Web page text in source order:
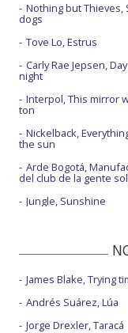
Nothing but Thieves,
dogs
Tove Lo, Estrus
Carly Rae Jepsen,
night
Interpol, This mirror
ton
Nickelback,
the sun
Arde Bogotá,
del club de la gente
Jungle, Sunshine
James Blake, Trying
Andrés Suárez, Lúa
Jorge Drexler, Taracá